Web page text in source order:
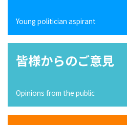
Young politician aspirant
皆様からのご意見
Opinions from the public